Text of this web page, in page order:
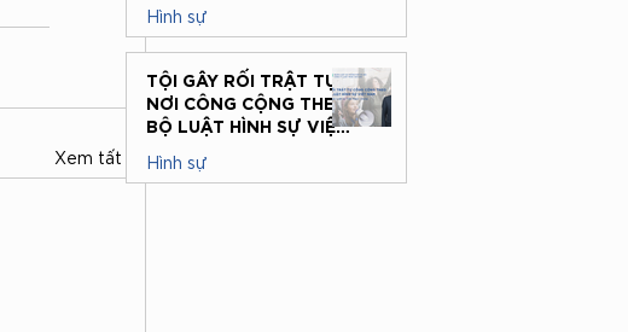
Xem tất cả
THEO BỘ LUẬT HÌNH
SỰ
Hình sự
TỘI GÂY RỐI TRẬT TỰ
NƠI CÔNG CỘNG THEO
BỘ LUẬT HÌNH SỰ VIỆT
Hình sự